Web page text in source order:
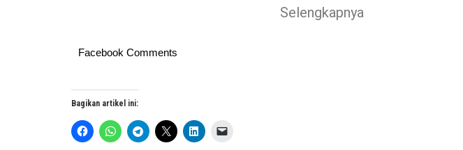
Selengkapnya
Facebook Comments
Bagikan artikel ini: